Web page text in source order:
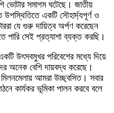
ভোটার সমাগম ঘটেছে। জাতীয়
উপস্থিতিতে একটি সৌহার্দ্যপূর্ণ ও
যে গুরু দায়িত্ব অর্পণ করেছেন
পারি সেই প্রত্যাশা ব্যক্ত করছি।
উৎসবমুখর পরিবেশের মধ্যে দিয়ে
অনেক বেশি দায়বদ্ধ করেছে।
মিলনমেলায় আমরা উচ্ছ্বসিত। সবার
কার্যকর ভূমিকা পালন করবে বলে